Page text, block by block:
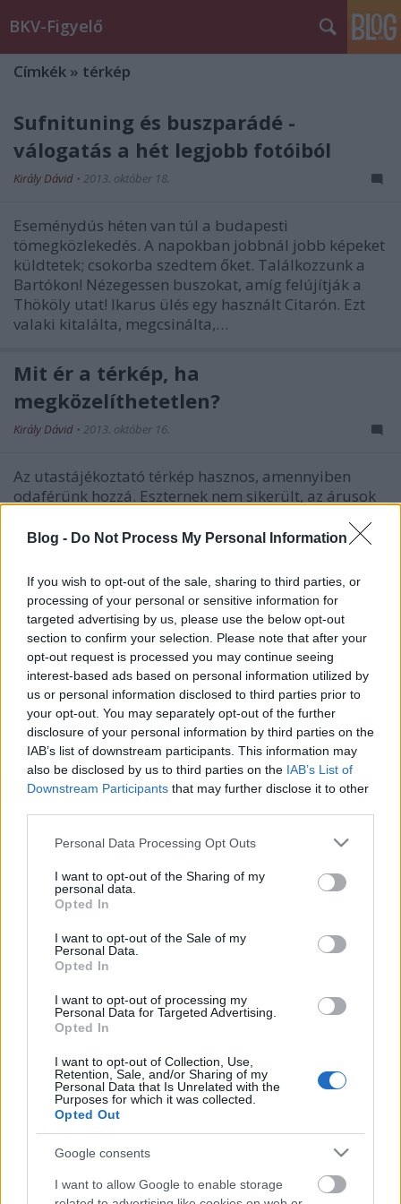
Blog - Do Not Process My Personal Information
If you wish to opt-out of the sale, sharing to third parties, or
processing of your personal or sensitive information for
targeted advertising by us, please use the below opt-out
section to confirm your selection. Please note that after your
opt-out request is processed you may continue seeing
interest-based ads based on personal information utilized by
us or personal information disclosed to third parties prior to
your opt-out. You may separately opt-out of the further
disclosure of your personal information by third parties on the
IAB’s list of downstream participants. This information may
also be disclosed by us to third parties on the IAB’s List of
Downstream Participants that may further disclose it to other
Please note that this website/app uses one or more Google
not limited to your visit or usage behaviour. You may click to
grant or deny consent to Google and its third-party tags to
use your data for below specified purposes in below Google
consent section.
Personal Data Processing Opt Outs
I want to opt-out of the Sharing of my
personal data.
Opted In
I want to opt-out of the Sale of my
Personal Data.
Opted In
I want to opt-out of processing my
Personal Data for Targeted Advertising.
Opted In
I want to opt-out of Collection, Use,
Retention, Sale, and/or Sharing of my
Personal Data that Is Unrelated with the
Purposes for which it was collected.
Opted Out
Google consents
I want to allow Google to enable storage
BKV-Figyelő
Címkék » térkép
Sufnituning és buszparádé -
válogatás a hét legjobb fotóiból
Király Dávid • 2013. október 18.
Eseménydús héten van túl a budapesti
tömegközlekedés. A napokban jobbnál jobb képeket
küldtetek; csokorba szedtem őket. Találkozzunk a
Bartókon! Nézegessen buszokat, amíg felújítják a
Thököly utat! Ikarus ülés egy használt Citarón. Ezt
valaki kitalálta, megcsinálta,…
Mit ér a térkép, ha
megközelíthetetlen?
Király Dávid • 2013. október 16.
Az utastájékoztató térkép hasznos, amennyiben
odaférünk hozzá. Eszternek nem sikerült, az árusok
aluljárókba és a közterekre kihelyezett
előttük árusítani és az…
Lemaradt egy HÉV megálló Budapest
tömegközlekedési térképéről
BKV figyelő.hu•2011. november 16.
A fenti képet olvasónk, Csilla találta az Urbanista
blogon. Mint az a felvételen tökéletesen látható, a
BKV térképésze Budapest új tömegközlekedési
térképéről lefelejtette a Szentendrei HÉV Tímár utcai
Elkészültek a BKV-figyelő Nappali
Zsebtérképek
BKV figyelő.hu • 2011. augusztus 30.
A mai napon elkészült az ingyenes BKV-figyelő
zsebtérkép nappali változata. A partnerekhez való
kiszállítás a holnapi napon kezdődik, de fanatikus
olvasóink már ma is hozzájuthatnak, ha ellátogatnak
a CopyStore Szentkirályi utcai üzletébe (1088
Budapest, Szentkirályi u 33-35). A…
Tömegközlekedés szempontjából
sokkal átláthatóbb lett a Google
Térkép